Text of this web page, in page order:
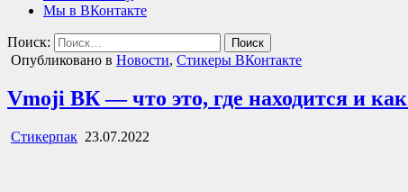
Мы в ВКонтакте
Поиск:
Опубликовано в Новости, Стикеры ВКонтакте
Vmoji ВК — что это, где находится и
Стикерпак 23.07.2022